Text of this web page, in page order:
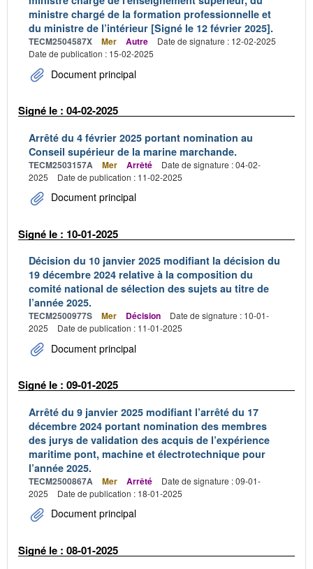
ministre chargé de la formation professionnelle et
du ministre de l’intérieur [Signé le 12 février 2025].
TECM2504587X Mer Autre
Date de signature : 12-02-2025
Date de publication : 15-02-2025
Document principal
Signé le : 04-02-2025
Arrêté du 4 février 2025 portant nomination au
Conseil supérieur de la marine marchande.
TECM2503157A Mer Arrêté
Date de signature : 04-02-
2025
Date de publication : 11-02-2025
Document principal
Signé le : 10-01-2025
Décision du 10 janvier 2025 modifiant la décision du
19 décembre 2024 relative à la composition du
comité national de sélection des sujets au titre de
l’année 2025.
TECM2500977S Mer Décision
Date de signature : 10-01-
2025
Date de publication : 11-01-2025
Document principal
Signé le : 09-01-2025
Arrêté du 9 janvier 2025 modifiant l’arrêté du 17
décembre 2024 portant nomination des membres
des jurys de validation des acquis de l’expérience
maritime pont, machine et électrotechnique pour
l’année 2025.
TECM2500867A Mer Arrêté
Date de signature : 09-01-
2025
Date de publication : 18-01-2025
Document principal
Signé le : 08-01-2025